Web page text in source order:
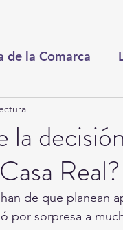
de la Comarca
Cultura y
Nacionales
Comics
la
Real?
de que planean
por sorpresa a